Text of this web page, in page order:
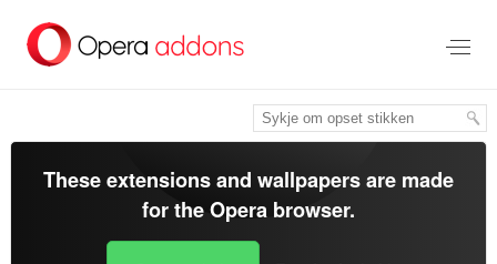
haad
These extensions and wallpapers are made
for theOpera browser.